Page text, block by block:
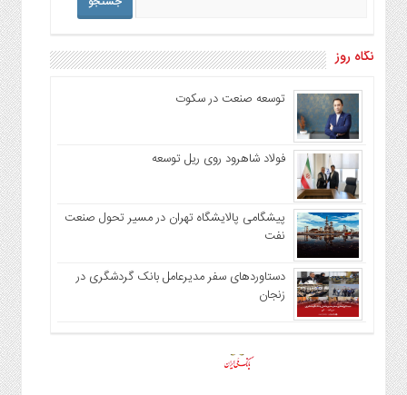
نگاه روز
توسعه صنعت در سکوت
فولاد شاهرود روی ریل توسعه
پیشگامی پالایشگاه تهران در مسیر تحول صنعت
نفت
دستاوردهای سفر مدیرعامل بانک گردشگری در
زنجان